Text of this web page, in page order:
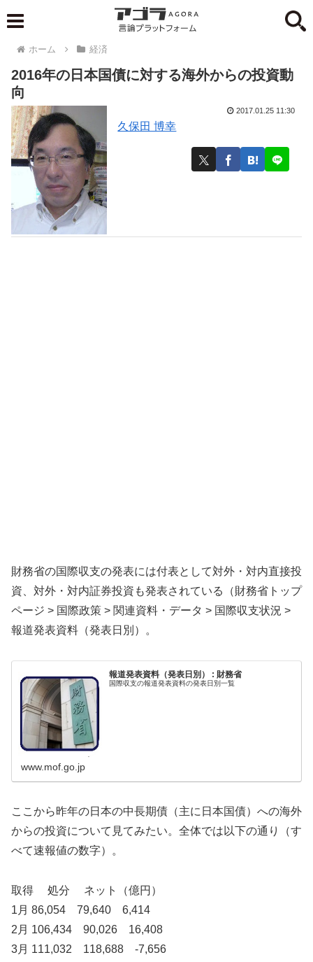
ホーム 経済
2016年の日本国債に対する海外からの投資動
向
久保田 博幸
2017.01.25 11:30
財務省の国際収支の発表には付表として対外・対内直接投
資、対外・対内証券投資も発表されている（財務省トップ
ページ > 国際政策 > 関連資料・データ > 国際収支状況 >
報道発表資料（発表日別）。
報道発表資料（発表日別） : 財務省
国際収支の報道発表資料の発表日別一覧
www.mof.go.jp
ここから昨年の日本の中長期債（主に日本国債）への海外
からの投資について見てみたい。全体では以下の通り（す
べて速報値の数字）。
取得 処分 ネット（億円）
1月 86,054 79,640 6,414
2月 106,434 90,026 16,408
3月 111,032 118,688 -7,656